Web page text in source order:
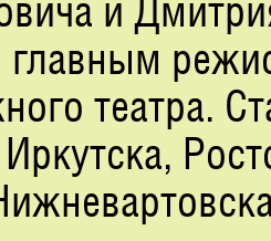
и
главным
театра.